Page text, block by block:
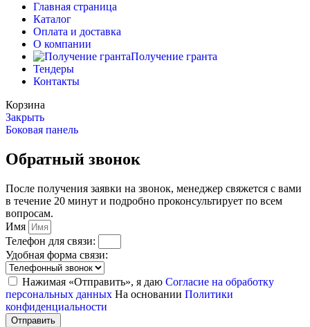
Главная страница
Каталог
Оплата и доставка
О компании
Получение гранта
Тендеры
Контакты
Корзина
Закрыть
Боковая панель
Обратный звонок
После получения заявки на звонок, менеджер свяжется с вами
в течение 20 минут и подробно проконсультирует по всем
вопросам.
Имя
Телефон для связи:
Удобная форма связи:
Нажимая «Отправить», я даю Согласие на обработку
персональных данных На основании Политики
конфиденциальности
Отправить